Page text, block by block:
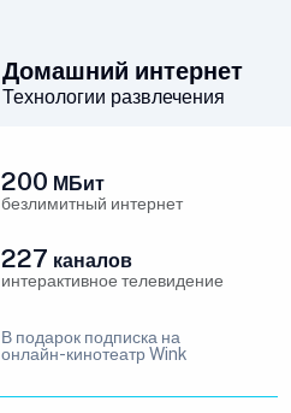
Домашний интернет
Технологии развлечения
200 МБит
безлимитный интернет
227 каналов
интерактивное телевидение
В подарок подписка на
онлайн-кинотеатр Wink